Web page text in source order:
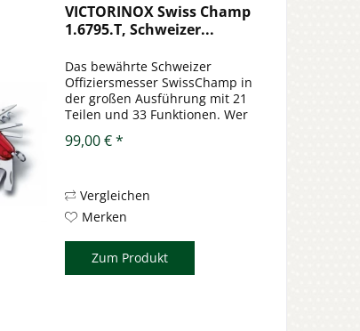
VICTORINOX Swiss Champ
1.6795.T, Schweizer...
Das bewährte Schweizer
Offiziersmesser SwissChamp in
der großen Ausführung mit 21
Teilen und 33 Funktionen. Wer
als das letzte Wahlversprechen
Selbstverständlich in...
99,00 € *
Vergleichen
Merken
Zum Produkt